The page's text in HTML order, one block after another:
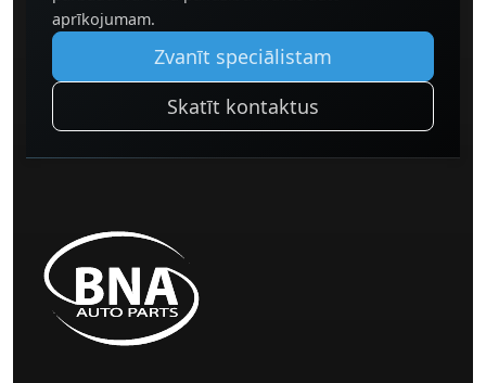
aprīkojumam.
Zvanīt speciālistam
Skatīt kontaktus